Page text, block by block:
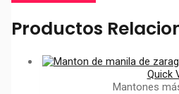
Productos
Quick
Mantones